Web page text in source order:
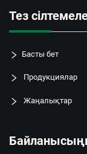
Тез
Басты бет
Продукциялар
Жаңалықтар